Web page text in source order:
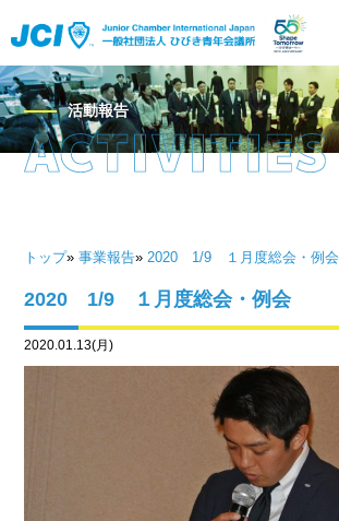
活動報告
トップ» 事業報告» 2020 1/9 １月度総会・例会
2020 1/9 １月度総会・例会
2020.01.13(月)